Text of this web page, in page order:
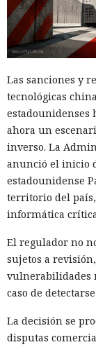
Las sanciones y
tecnológicas
ahora un
inverso. La
anunció el inicio
estadounidense
territorio del
informática
El regulador no
sujetos a
vulnerabilidades
caso de
La decisión se
disputas